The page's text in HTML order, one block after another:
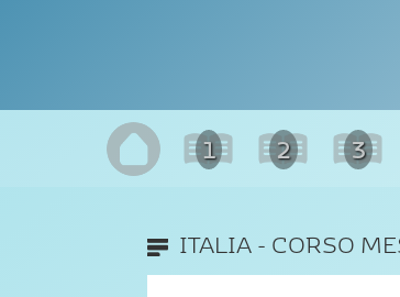
1 2 3
ITALIA - CORSO